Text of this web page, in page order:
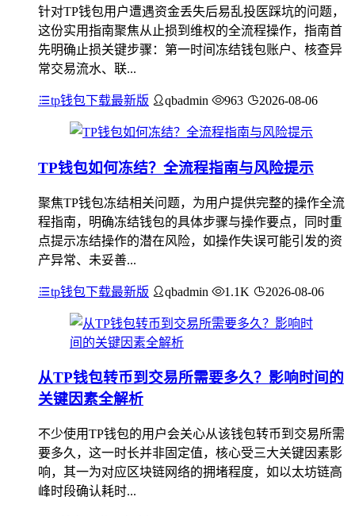
针对TP钱包用户遭遇资金丢失后易乱投医踩坑的问题，
这份实用指南聚焦从止损到维权的全流程操作，指南首
先明确止损关键步骤：第一时间冻结钱包账户、核查异
常交易流水、联...
tp钱包下载最新版 qbadmin 963 2026-08-06
TP钱包如何冻结？全流程指南与风险提示
聚焦TP钱包冻结相关问题，为用户提供完整的操作全流
程指南，明确冻结钱包的具体步骤与操作要点，同时重
点提示冻结操作的潜在风险，如操作失误可能引发的资
产异常、未妥善...
tp钱包下载最新版 qbadmin 1.1K 2026-08-06
从TP钱包转币到交易所需要多久？影响时间的
关键因素全解析
不少使用TP钱包的用户会关心从该钱包转币到交易所需
要多久，这一时长并非固定值，核心受三大关键因素影
响，其一为对应区块链网络的拥堵程度，如以太坊链高
峰时段确认耗时...